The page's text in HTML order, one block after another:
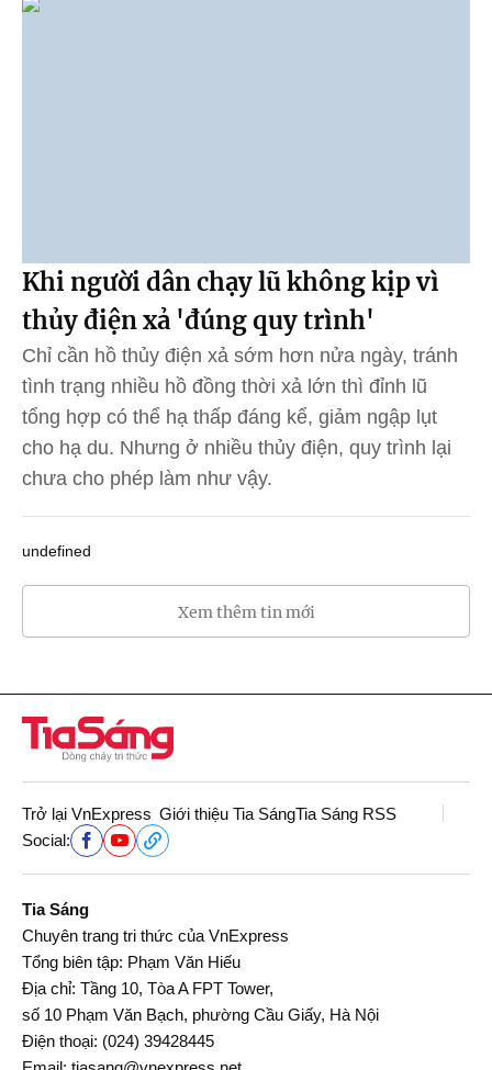
Khi người dân chạy lũ không kịp vì
thủy điện xả 'đúng quy trình'
Chỉ cần hồ thủy điện xả sớm hơn nửa ngày, tránh
tình trạng nhiều hồ đồng thời xả lớn thì đỉnh lũ
tổng hợp có thể hạ thấp đáng kể, giảm ngập lụt
cho hạ du. Nhưng ở nhiều thủy điện, quy trình lại
chưa cho phép làm như vậy.
undefined
Xem thêm tin mới
Trở lại VnExpress Giới thiệu Tia SángTia Sáng RSS
Social:
Tia Sáng
Chuyên trang tri thức của VnExpress
Tổng biên tập: Phạm Văn Hiếu
Địa chỉ: Tầng 10, Tòa A FPT Tower,
số 10 Phạm Văn Bạch, phường Cầu Giấy, Hà Nội
Điện thoại: (024) 39428445